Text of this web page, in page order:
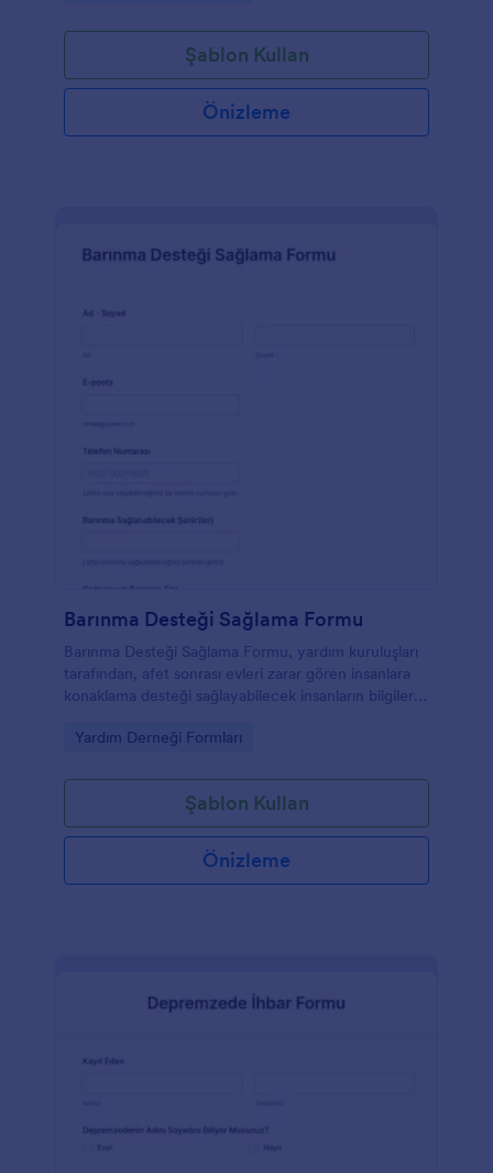
Şablon Kullan
Önizleme
Barınma Desteği Sağlama Formu
Barınma Desteği Sağlama Formu, yardım kuruluşları
tarafından, afet sonrası evleri zarar gören insanlara
konaklama desteği sağlayabilecek insanların bilgilerini
Go to Category:
Yardım Derneği Formları
Şablon Kullan
Önizleme